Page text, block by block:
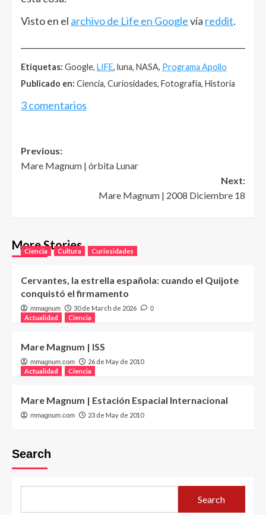
Visto en el archivo de Life en Googlevía reddit.
Etiquetas: Google, LIFE, luna, NASA, Programa Apollo
Publicado en: Ciencia, Curiosidades, Fotografía, Historia
3 comentarios
Post
navigation
Previous:
Mare Magnum | órbita Lunar
Next:
Mare Magnum | 2008 Diciembre 18
More Stories
Ciencia Cultura Curiosidades
Cervantes, la estrella española: cuando el Quijote
conquistó el firmamento
mmagnum 30 de March de 2026 0
Actualidad Ciencia
Mare Magnum | ISS
mmagnum.com
26 de May de 2010
Actualidad
Ciencia
Mare Magnum | Estación Espacial Internacional
mmagnum.com 23 de May de 2010
Search
Search